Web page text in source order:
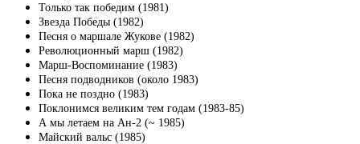
Только так победим (1981)
Звезда Победы (1982)
Песня о маршале Жукове (1982)
Революционный марш (1982)
Марш-Воспоминание (1983)
Песня подводников (около 1983)
Пока не поздно (1983)
Поклонимся великим тем годам (1983-85)
А мы летаем на Ан-2 (~ 1985)
Майский вальс (1985)